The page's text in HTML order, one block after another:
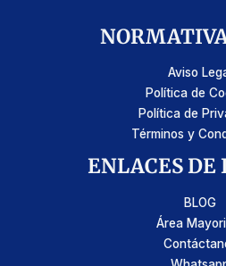
Aviso
Política de
Política de
Términos y
ENLACES DE
BLOG
Área